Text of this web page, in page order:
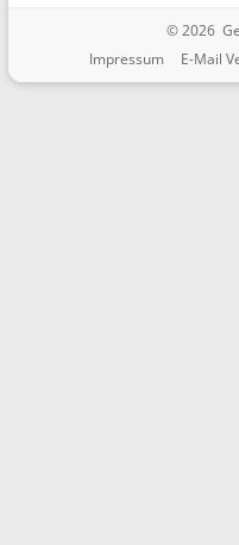
© 2026
Impressum
E-Mail